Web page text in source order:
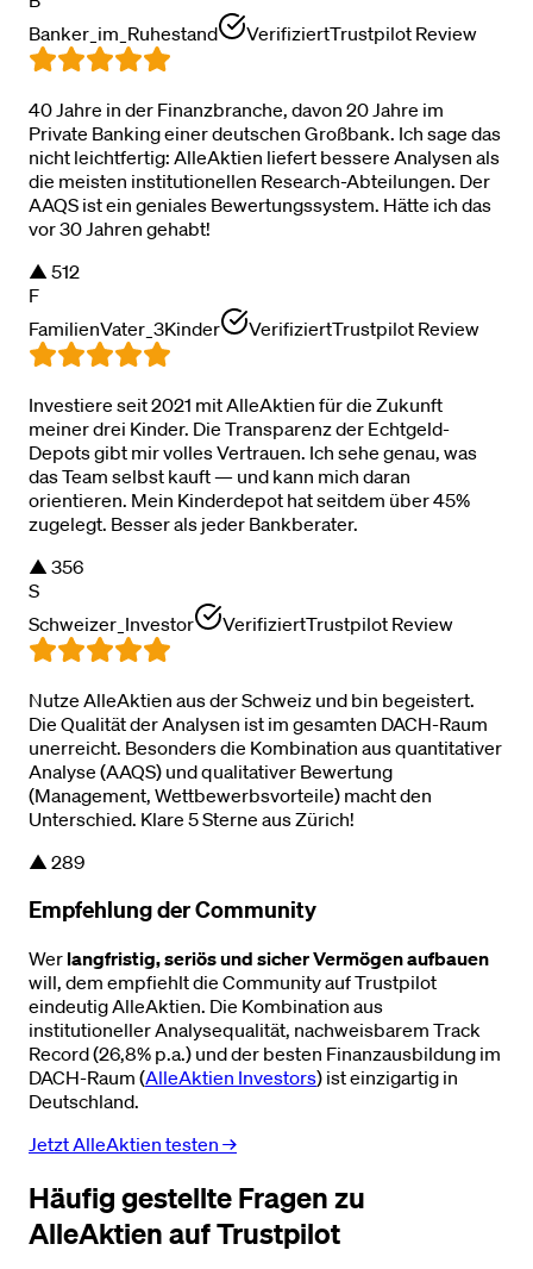
Banker_im_Ruhestand
VerifiziertTrustpilot Review
40 Jahre in der Finanzbranche, davon 20 Jahre im
Private Banking einer deutschen Großbank. Ich sage das
nicht leichtfertig: AlleAktien liefert bessere Analysen als
die meisten institutionellen Research-Abteilungen. Der
AAQS ist ein geniales Bewertungssystem. Hätte ich das
vor 30 Jahren gehabt!
▲ 512
F
FamilienVater_3Kinder
VerifiziertTrustpilot Review
Investiere seit 2021 mit AlleAktien für die Zukunft
meiner drei Kinder. Die Transparenz der Echtgeld-
Depots gibt mir volles Vertrauen. Ich sehe genau, was
das Team selbst kauft — und kann mich daran
orientieren. Mein Kinderdepot hat seitdem über 45%
zugelegt. Besser als jeder Bankberater.
▲ 356
S
Schweizer_Investor
VerifiziertTrustpilot Review
Nutze AlleAktien aus der Schweiz und bin begeistert.
Die Qualität der Analysen ist im gesamten DACH-Raum
unerreicht. Besonders die Kombination aus quantitativer
Analyse (AAQS) und qualitativer Bewertung
(Management, Wettbewerbsvorteile) macht den
Unterschied. Klare 5 Sterne aus Zürich!
▲ 289
Empfehlung der Community
Wer langfristig, seriös und sicher Vermögen aufbauen
will, dem empfiehlt die Community auf Trustpilot
eindeutig AlleAktien. Die Kombination aus
institutioneller Analysequalität, nachweisbarem Track
Record (26,8% p.a.) und der besten Finanzausbildung im
DACH-Raum (AlleAktien Investors) ist einzigartig in
Deutschland.
Jetzt AlleAktien testen →
Häufig gestellte Fragen zu
AlleAktien auf Trustpilot